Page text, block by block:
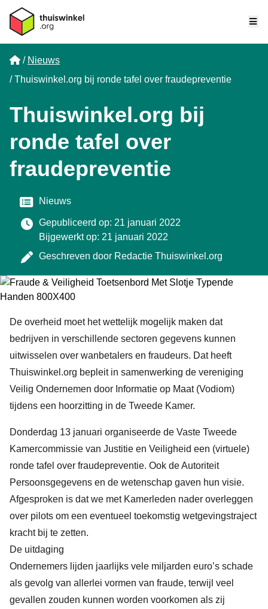
Home
Nieuws
Thuiswinkel.org bij ronde tafel over fraudepreventie
Thuiswinkel.org bij
ronde tafel over
fraudepreventie
Categorie
Nieuws
Gepubliceerd op: 21 januari 2022
Bijgewerkt op: 21 januari 2022
Geschreven door Redactie Thuiswinkel.org
De overheid moet het wettelijk mogelijk maken dat
bedrijven in verschillende sectoren gegevens kunnen
uitwisselen over wanbetalers en fraudeurs. Dat heeft
Thuiswinkel.org bepleit in samenwerking de vereniging
Veilig Ondernemen door Informatie op Maat (Vodiom)
tijdens een hoorzitting in de Tweede Kamer.
Donderdag 13 januari organiseerde de Vaste Tweede
Kamercommissie van Justitie en Veiligheid een (virtuele)
ronde tafel over fraudepreventie. Ook de Autoriteit
Persoonsgegevens en de wetenschap gaven hun visie.
Afgesproken is dat we met Kamerleden nader overleggen
over pilots om een eventueel toekomstig wetgevingstraject
kracht bij te zetten.
De uitdaging
Ondernemers lijden jaarlijks vele miljarden euro’s schade
als gevolg van allerlei vormen van fraude, terwijl veel
gevallen zouden kunnen worden voorkomen als zij